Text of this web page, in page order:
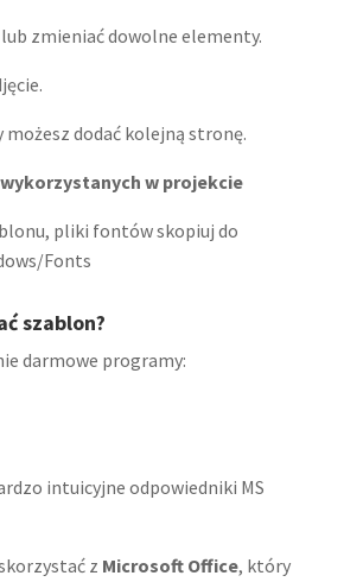
lub zmieniać dowolne elementy.
dodać kolejną stronę.
w projekcie
pliki fontów skopiuj do
Fonts
szablon?
darmowe programy:
intuicyjne odpowiedniki MS
z Microsoft Office, który